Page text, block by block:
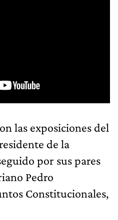
las exposiciones del
de la
por sus pares
Pedro
Constitucionales,